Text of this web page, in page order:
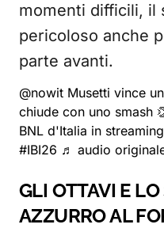
momenti difficili, il
pericoloso anche
parte avanti.
@nowit Musetti vince
chiude con uno smash
BNL d'Italia in
#IBI26 ♬ audio
GLI OTTAVI E
AZZURRO AL